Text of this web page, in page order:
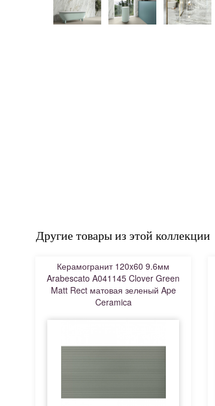
Другие товары из этой коллекции
Керамогранит 120x60 9.6мм
Arabescato A041145 Clover Green
Matt Rect матовая зеленый Ape
Ceramica